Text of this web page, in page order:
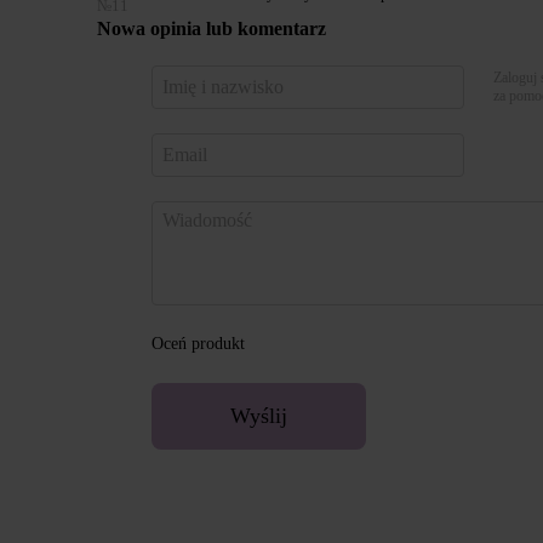
Nowa opinia lub komentarz
Oceń produkt
Wyślij